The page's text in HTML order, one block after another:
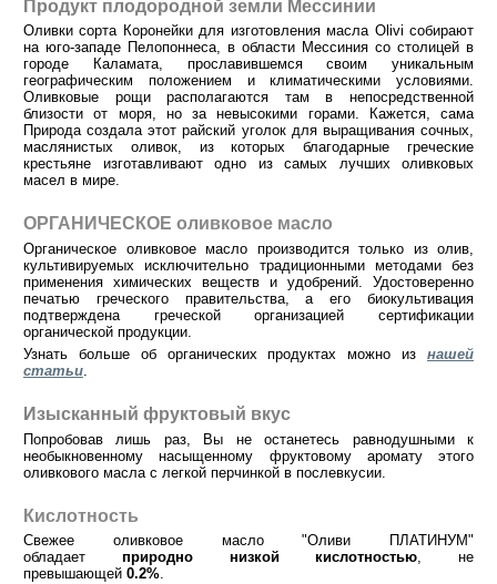
Продукт плодородной земли Мессинии
Оливки сорта Коронейки для изготовления масла Olivi собирают
на юго-западе Пелопоннеса, в области Мессиния со столицей в
городе Каламата, прославившемся своим уникальным
географическим положением и климатическими условиями.
Оливковые рощи располагаются там в непосредственной
близости от моря, но за невысокими горами. Кажется, сама
Природа создала этот райский уголок для выращивания сочных,
маслянистых оливок, из которых благодарные греческие
крестьяне изготавливают одно из самых лучших оливковых
масел в мире.
ОРГАНИЧЕСКОЕ оливковое масло
Органическое оливковое масло производится только из олив,
культивируемых исключительно традиционными методами без
применения химических веществ и удобрений. Удостоверенно
печатью греческого правительства, а его биокультивация
подтверждена греческой организацией сертификации
органической продукции.
Узнать больше об органических продуктах можно из нашей
статьи.
Изысканный фруктовый вкус
Попробовав лишь раз, Вы не останетесь равнодушными к
необыкновенному насыщенному фруктовому аромату этого
оливкового масла с легкой перчинкой в послевкусии.
Кислотность
Свежее оливковое масло "Оливи ПЛАТИНУМ"
обладает природно низкой кислотностью, не
превышающей 0.2%.